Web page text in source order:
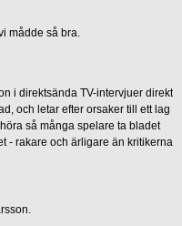
mådde så bra.
i direktsända TV-intervjuer direkt
och letar efter orsaker till ett lag
så många spelare ta bladet
- rakare och ärligare än kritikerna